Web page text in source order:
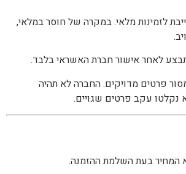
לזמינות מלאי. במקרה של חוסר במלאי,
פרטים מדויקים. החברה לא תהיה
נקלטו עקב פרטים שגויים.